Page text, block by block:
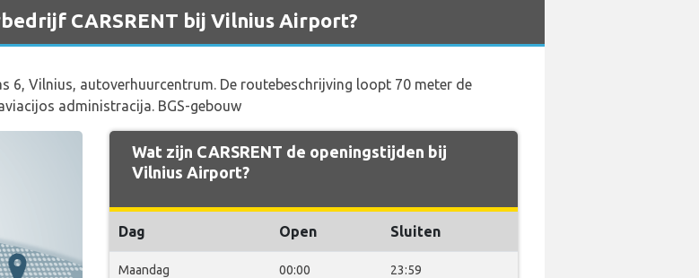
CARSRENT bij Vilnius Airport?
6, Vilnius, autoverhuurcentrum. De routebeschrijving loopt 70 meter de
administracija. BGS-gebouw
Wat zijn CARSRENT de openingstijden bij
Vilnius Airport?
Dag Open Sluiten
Maandag 00:00 23:59